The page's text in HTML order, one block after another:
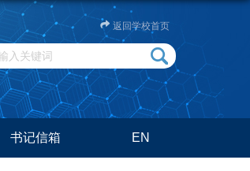
返回学校首页
书记信箱 EN